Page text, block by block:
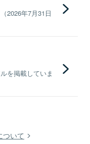
2026年7月31日
を掲載していま
ついて